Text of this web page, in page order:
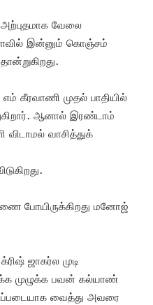
வேலை
இன்னும் கொஞ்சம்
எம் கீரவாணி முதல் பாதியில்
ஆனால் இரண்டாம்
வாசித்துக்
போயிருக்கிறது மனோஜ்
ஜாகர்ல முடி
முழுக்க பவன் கல்யாண்
வைத்து அவரை